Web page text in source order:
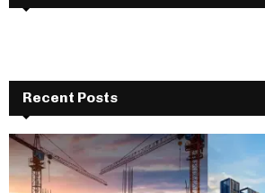
Recent Posts